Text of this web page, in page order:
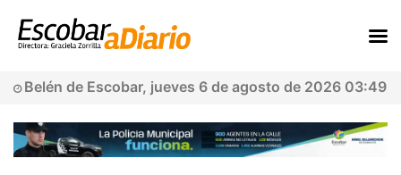
Belén de Escobar, jueves 6 de agosto de 2026 03:49